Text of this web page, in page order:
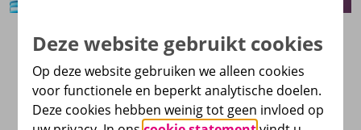
Een nieuwe pensioenregeling
Een nieuw pensioen, wat betekent dat voor jou?
Lees verder
Deze website gebruikt cookies
Op deze website gebruiken we alleen cookies
voor functionele en beperkt analytische doelen.
Deze cookies hebben weinig tot geen invloed op